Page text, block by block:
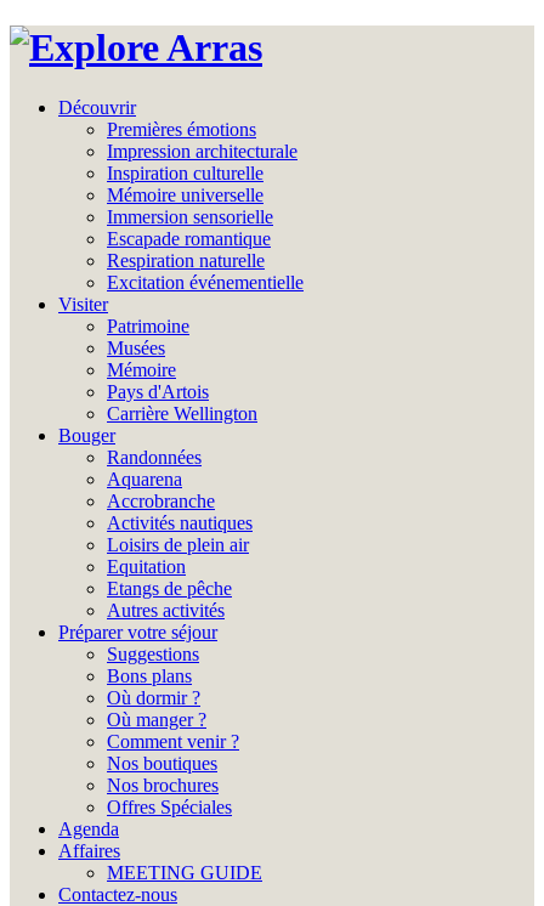
Découvrir
Premières émotions
Impression architecturale
Inspiration culturelle
Mémoire universelle
Immersion sensorielle
Escapade romantique
Respiration naturelle
Excitation événementielle
Visiter
Patrimoine
Musées
Mémoire
Pays d'Artois
Carrière Wellington
Bouger
Randonnées
Aquarena
Accrobranche
Activités nautiques
Loisirs de plein air
Equitation
Etangs de pêche
Autres activités
Préparer votre séjour
Suggestions
Bons plans
Où dormir ?
Où manger ?
Comment venir ?
Nos boutiques
Nos brochures
Offres Spéciales
Agenda
Affaires
MEETING GUIDE
Contactez-nous